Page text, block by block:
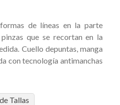
de líneas en la parte
que se recortan en la
Cuello depuntas, manga
con tecnología antimanchas
Tallas